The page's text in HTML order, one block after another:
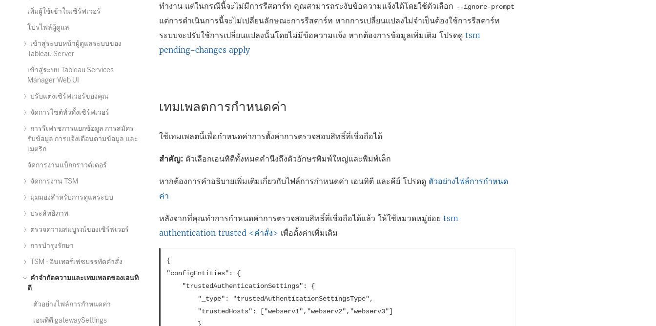
เพิ่มผู้ใช้เข้าในเซิร์ฟเวอร์
โปรไฟล์ผู้ดูแล
เข้าสู่ระบบหน้าผู้ดูแลระบบของ
Tableau Server
เข้าสู่ระบบ Tableau Services
Manager Web UI
ปรับแต่งเซิร์ฟเวอร์ของคุณ
จัดการไซต์ทั่วทั้งเซิร์ฟเวอร์
การรีเฟรชการแยกข้อมูล การสมัคร
รับข้อมูล การแจ้งเตือนตามข้อมูล และ
เมตริก
จัดการงานแบ็กกราวด์เดอร์
จัดการงาน TSM
มุมมองสำหรับการดูแลระบบ
ประสิทธิภาพ
ตรวจความสมบูรณ์ของเซิร์ฟเวอร์
การบำรุงรักษา
TSM - อินเทอร์เฟซบรรทัดคำสั่ง
คำจำกัดความและเทมเพลตของเอนทิ
ตี
ตัวอย่างไฟล์การกำหนดค่า
เอนทิตี gatewaySettings
ทำงาน แต่ในกรณีนี้จะไม่มีการรีสตาร์ท คุณสามารถระงับข้อความแจ้งได้โดยใช้ตัวเลือก --ignore-prompt
แต่การดำเนินการนี้จะไม่เปลี่ยนลักษณะการรีสตาร์ท หากการเปลี่ยนแปลงไม่จำเป็นต้องใช้การรีสตาร์ท
ระบบจะปรับใช้การเปลี่ยนแปลงนั้นโดยไม่มีข้อความแจ้ง หากต้องการข้อมูลเพิ่มเติม โปรดดูtsm
pending-changes apply
เทมเพลตการกำหนดค่า
ใช้เทมเพลตนี้เพื่อกำหนดค่าการตั้งค่าการตรวจสอบสิทธิ์ที่เชื่อถือได้
สำคัญ: ตัวเลือกเอนทิตีทั้งหมดคำนึงถึงตัวอักษรพิมพ์ใหญ่และพิมพ์เล็ก
หากต้องการคำอธิบายเพิ่มเติมเกี่ยวกับไฟล์การกำหนดค่า เอนทิตี และคีย์ โปรดดู ตัวอย่างไฟล์การกำหนด
ค่า
หลังจากที่คุณทำการกำหนดค่าการตรวจสอบสิทธิ์ที่เชื่อถือได้แล้ว ให้ใช้หมวดหมู่ย่อยtsm
authentication trusted <คำสั่ง> เพื่อตั้งค่าเพิ่มเติม
{
"configEntities": {